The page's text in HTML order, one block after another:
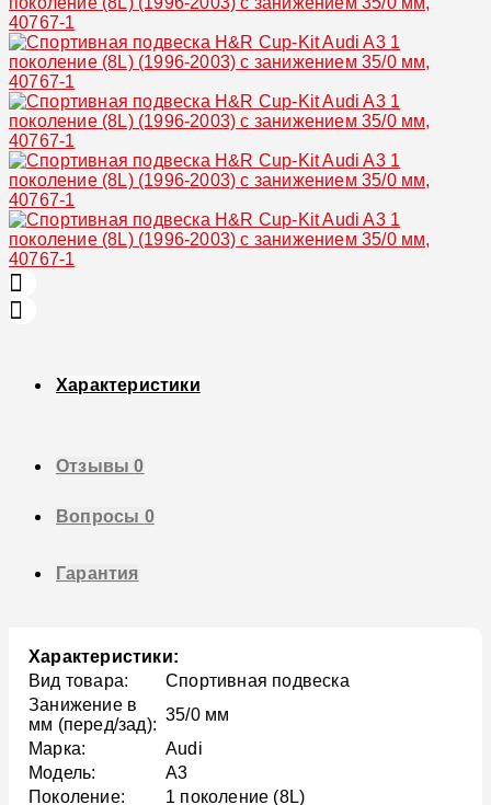
Характеристики
Отзывы0
Вопросы 0
Гарантия
Характеристики:
Вид товара:
Спортивная подвеска
Занижение в
мм (перед/зад):
35/0 мм
Марка:
Audi
Модель:
A3
Поколение:
1 поколение (8L)